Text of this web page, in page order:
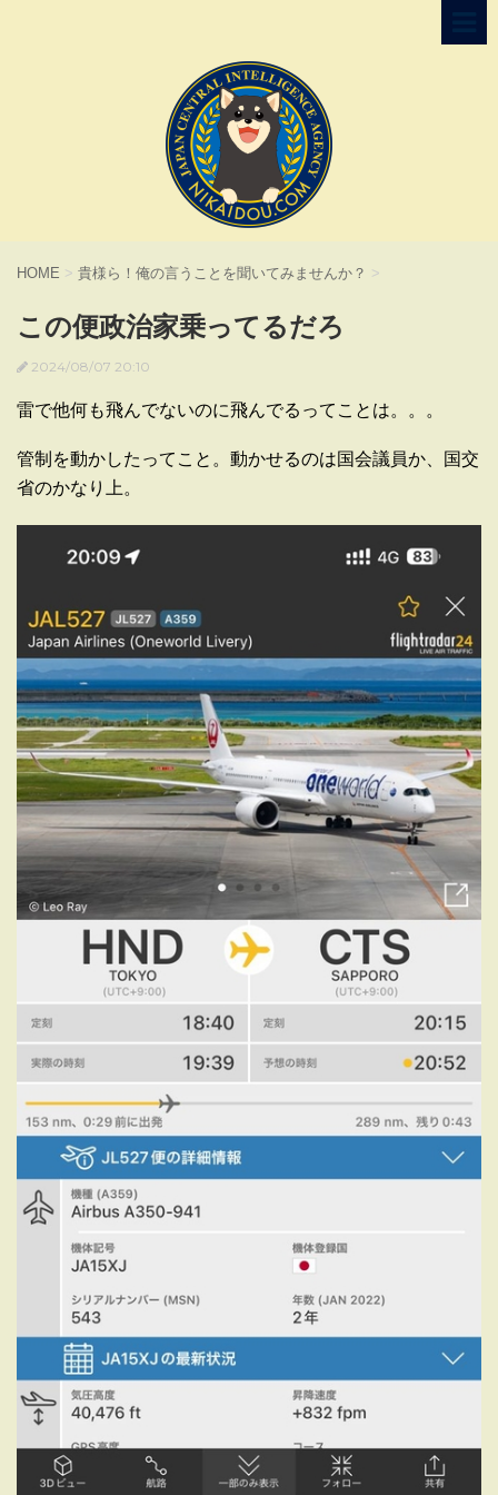
HOME > 貴様ら！俺の言うことを聞いてみませんか？ >
この便政治家乗ってるだろ
2024/08/07 20:10
雷で他何も飛んでないのに飛んでるってことは。。。
管制を動かしたってこと。動かせるのは国会議員か、国交
省のかなり上。